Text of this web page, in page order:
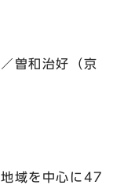
曽和治好（京
域を中心に47